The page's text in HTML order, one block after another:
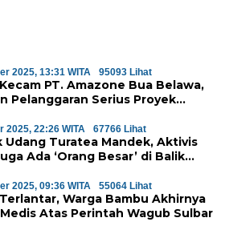
2025, 13:31 WITA 95093 Lihat
PT. Amazone Bua Belawa,
Pelanggaran Serius Proyek
2025, 22:26 WITA 67766 Lihat
Udang Turatea Mandek, Aktivis
Ada ‘Orang Besar’ di Balik
2025, 09:36 WITA 55064 Lihat
Warga Bambu Akhirnya
Atas Perintah Wagub Sulbar